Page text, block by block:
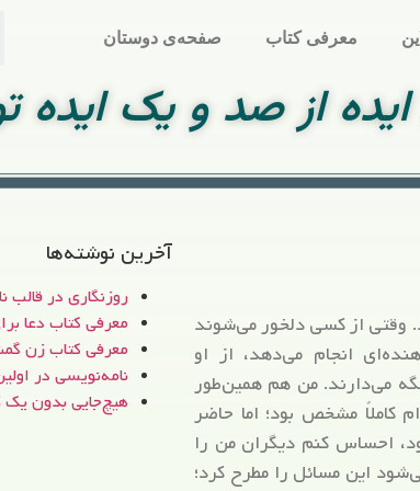
معرفی کتاب صفحه‌ی دوستان
ایده از صد و یک
وقتی از کسی دلخور می‌شوند
انجام می‌دهد، از او
می‌دارند.من هم همین‌طور
کاملاً مشخص بود؛ اما حاضر
احساس کنم دیگران من را
این مسائل را مطرح کرد؛
آخرین نوشته‌ها
روزنگاری در قالب
معرفی کتاب دعا
معرفی کتاب زن‌
نامه‌نویسی در
هیچ‌جایی بدون